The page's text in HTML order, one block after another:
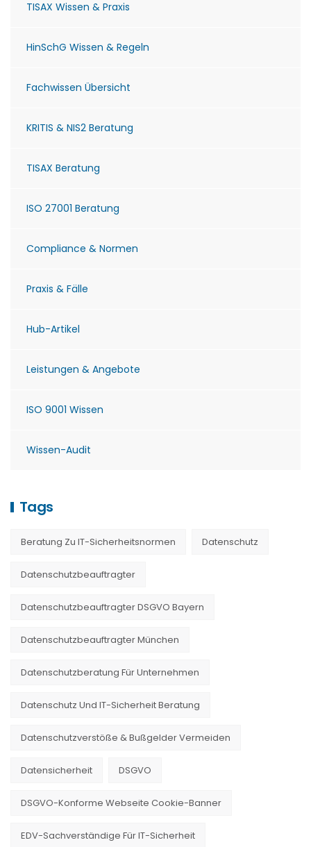
TISAX Wissen & Praxis
HinSchG Wissen & Regeln
Fachwissen Übersicht
KRITIS & NIS2 Beratung
TISAX Beratung
ISO 27001 Beratung
Compliance & Normen
Praxis & Fälle
Hub-Artikel
Leistungen & Angebote
ISO 9001 Wissen
Wissen-Audit
Tags
Beratung Zu IT-Sicherheitsnormen Datenschutz
Datenschutzbeauftragter
Datenschutzbeauftragter DSGVO Bayern
Datenschutzbeauftragter München
Datenschutzberatung Für Unternehmen
Datenschutz Und IT-Sicherheit Beratung
Datenschutzverstöße & Bußgelder Vermeiden
Datensicherheit DSGVO
DSGVO-Konforme Webseite Cookie-Banner
EDV-Sachverständige Für IT-Sicherheit